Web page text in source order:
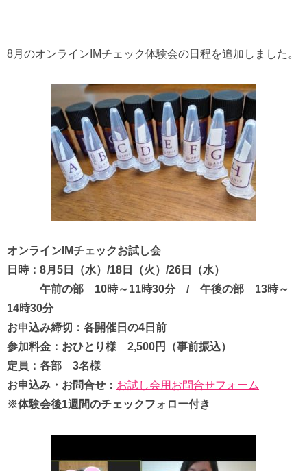
8月のオンラインIMチェック体験会の日程を追加しました。
オンラインIMチェックお試し会
日時：8月5日（水）/18日（火）/26日（水）
午前の部 10時～11時30分 / 午後の部 13時～
14時30分
お申込み締切：各開催日の4日前
参加料金：おひとり様 2,500円（事前振込）
定員：各部 3名様
お申込み・お問合せ： お試し会用お問合せフォーム
※体験会後1週間のチェックフォロー付き